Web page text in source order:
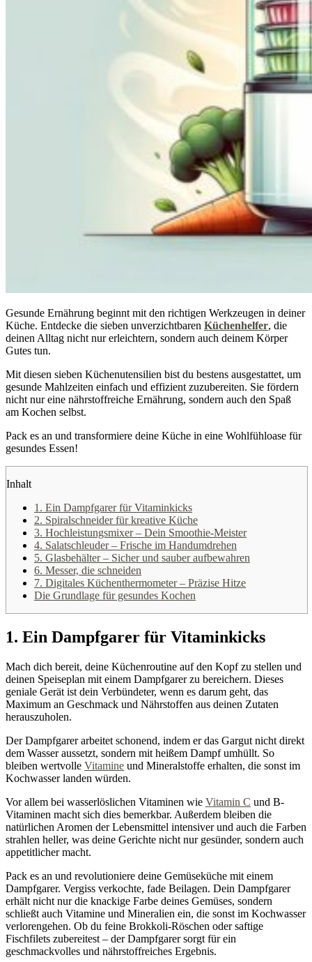
Gesunde Ernährung beginnt mit den richtigen Werkzeugen in deiner
Küche. Entdecke die sieben unverzichtbaren Küchenhelfer, die
deinen Alltag nicht nur erleichtern, sondern auch deinem Körper
Gutes tun.
Mit diesen sieben Küchenutensilien bist du bestens ausgestattet, um
gesunde Mahlzeiten einfach und effizient zuzubereiten. Sie fördern
nicht nur eine nährstoffreiche Ernährung, sondern auch den Spaß
am Kochen selbst.
Pack es an und transformiere deine Küche in eine Wohlfühloase für
gesundes Essen!
Inhalt
1. Ein Dampfgarer für Vitaminkicks
2. Spiralschneider für kreative Küche
3. Hochleistungsmixer – Dein Smoothie-Meister
4. Salatschleuder – Frische im Handumdrehen
5. Glasbehälter – Sicher und sauber aufbewahren
6. Messer, die schneiden
7. Digitales Küchenthermometer – Präzise Hitze
Die Grundlage für gesundes Kochen
1. Ein Dampfgarer für Vitaminkicks
Mach dich bereit, deine Küchenroutine auf den Kopf zu stellen und
deinen Speiseplan mit einem Dampfgarer zu bereichern. Dieses
geniale Gerät ist dein Verbündeter, wenn es darum geht, das
Maximum an Geschmack und Nährstoffen aus deinen Zutaten
herauszuholen.
Der Dampfgarer arbeitet schonend, indem er das Gargut nicht direkt
dem Wasser aussetzt, sondern mit heißem Dampf umhüllt. So
bleiben wertvolle Vitamine und Mineralstoffe erhalten, die sonst im
Kochwasser landen würden.
Vor allem bei wasserlöslichen Vitaminen wie Vitamin C und B-
Vitaminen macht sich dies bemerkbar. Außerdem bleiben die
natürlichen Aromen der Lebensmittel intensiver und auch die Farben
strahlen heller, was deine Gerichte nicht nur gesünder, sondern auch
appetitlicher macht.
Pack es an und revolutioniere deine Gemüseküche mit einem
Dampfgarer. Vergiss verkochte, fade Beilagen. Dein Dampfgarer
erhält nicht nur die knackige Farbe deines Gemüses, sondern
schließt auch Vitamine und Mineralien ein, die sonst im Kochwasser
verlorengehen. Ob du feine Brokkoli-Röschen oder saftige
Fischfilets zubereitest – der Dampfgarer sorgt für ein
geschmackvolles und nährstoffreiches Ergebnis.